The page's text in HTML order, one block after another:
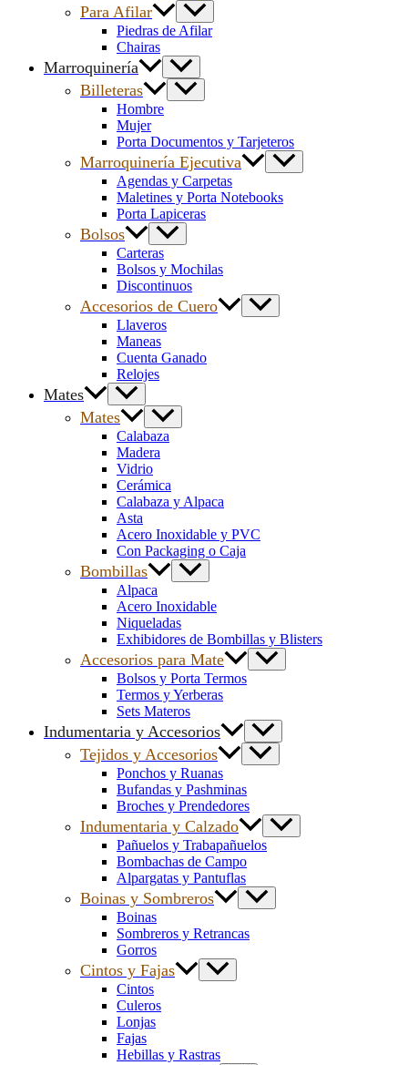
Para Afilar
Piedras de Afilar
Chairas
Marroquinería
Billeteras
Hombre
Mujer
Porta Documentos y Tarjeteros
Marroquinería Ejecutiva
Agendas y Carpetas
Maletines y Porta Notebooks
Porta Lapiceras
Bolsos
Carteras
Bolsos y Mochilas
Discontinuos
Accesorios de Cuero
Llaveros
Maneas
Cuenta Ganado
Relojes
Mates
Mates
Calabaza
Madera
Vidrio
Cerámica
Calabaza y Alpaca
Asta
Acero Inoxidable y PVC
Con Packaging o Caja
Bombillas
Alpaca
Acero Inoxidable
Niqueladas
Exhibidores de Bombillas y Blisters
Accesorios para Mate
Bolsos y Porta Termos
Termos y Yerberas
Sets Materos
Indumentaria y Accesorios
Tejidos y Accesorios
Ponchos y Ruanas
Bufandas y Pashminas
Broches y Prendedores
Indumentaria y Calzado
Pañuelos y Trabapañuelos
Bombachas de Campo
Alpargatas y Pantuflas
Boinas y Sombreros
Boinas
Sombreros y Retrancas
Gorros
Cintos y Fajas
Cintos
Culeros
Lonjas
Fajas
Hebillas y Rastras